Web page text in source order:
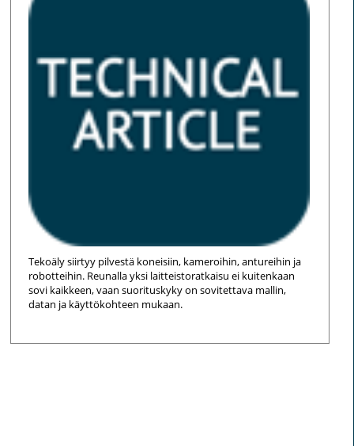
Tekoäly siirtyy pilvestä koneisiin, kameroihin, antureihin ja
robotteihin. Reunalla yksi laitteistoratkaisu ei kuitenkaan
sovi kaikkeen, vaan suorituskyky on sovitettava mallin,
datan ja käyttökohteen mukaan.